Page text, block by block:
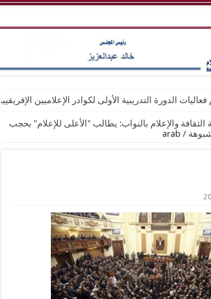
فعاليات الدورة التدريبية الأولى لكوادر الإعلاميين
والإعلام بالنواب: يطالب "الأعلى للإعلام" بحجب
/
arab